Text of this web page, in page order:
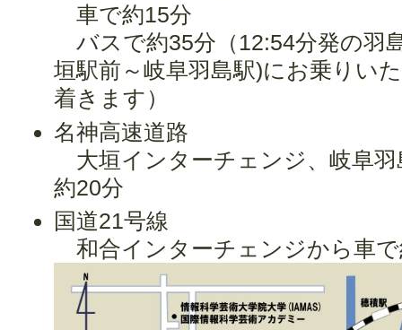
車で約15分
バスで約35分（12:54分発の羽
垣駅前～岐阜羽島駅)にお乗りい
着きます）
名神高速道路
大垣インターチェンジ、岐阜
約20分
国道21号線
和合インターチェンジから車